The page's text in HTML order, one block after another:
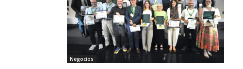
Negocios